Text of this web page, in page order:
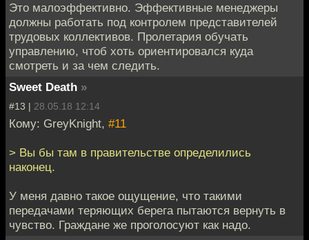
Это малоэффективно. Эффективные менеджеры
должны работать под контролем представителей
трудовых коллективов. Пролетария обучать
управлению, чтоб хоть ориентировался куда
смотреть и за чем следить.
Sweet Death »
#13 | 28.05.18 12:14
Кому: GreyKnight, #11
> Вы бы там в правительстве определились
наконец.
У меня давно такое ощущение, что такими
передачами теряющих берега пытаются вернуть в
чувство. Граждане же проголосуют как надо.